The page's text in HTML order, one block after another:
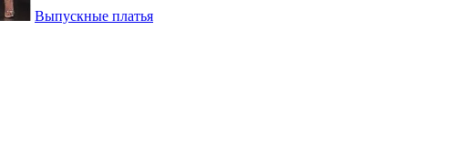
Выпускные платья